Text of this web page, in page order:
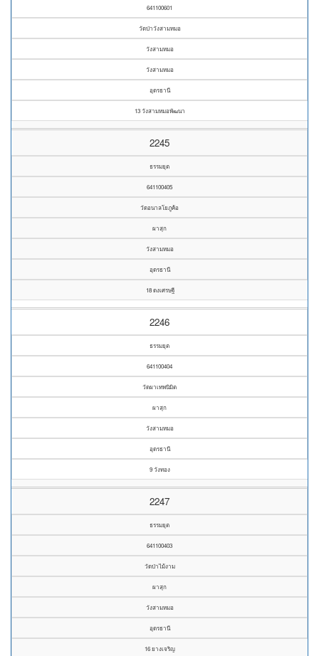
641100601
วัดป่าวังสามหมอ
วังสามหมอ
วังสามหมอ
อุดรธานี
13 วังสามหมอพัฒนา
2245
ธรรมยุต
641100405
วัดอนาลโยภูค้อ
ผาสุก
วังสามหมอ
อุดรธานี
18 ดงเศรษฐี
2246
ธรรมยุต
641100404
วัดผาเทพนิมิต
ผาสุก
วังสามหมอ
อุดรธานี
9 วังทอง
2247
ธรรมยุต
641100403
วัดป่าไม้งาม
ผาสุก
วังสามหมอ
อุดรธานี
16 ยางเจริญ